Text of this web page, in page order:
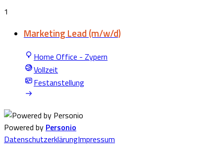
1
Marketing Lead (m/w/d)
Home Office - Zypern
Vollzeit
Festanstellung
Powered by Personio
DatenschutzerklärungImpressum